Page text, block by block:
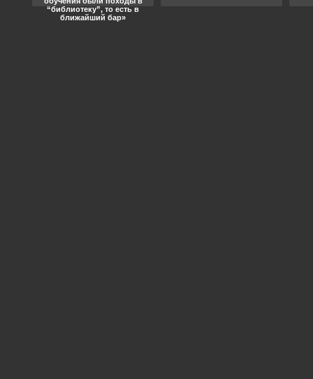
“библиотеку”, то есть в
ближайший бар»